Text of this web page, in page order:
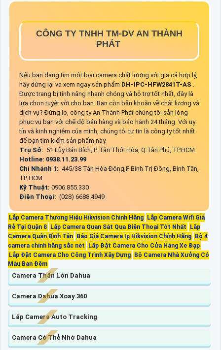
CÔNG TY TNHH TM-DV AN THÀNH
PHÁT
Nếu bạn đang tìm một loại camera chất lượng với giá cả hợp lý,
hãy dừng lại và xem ngay sản phẩm DH-IPC-HFW2841T-AS .
Được trang bị tính năng nhanh chóng và hỗ trợ tốt nhất, đây là
lựa chọn tuyệt vời cho bạn. Bạn còn băn khoăn về chất lượng và
dịch vụ? Đừng lo, công ty An Thành Phát chúng tôi sẵn lòng
phục vụ bạn với chế độ bán hàng và bảo hành 24 tháng. Với uy
tín và kinh nghiệm của mình, chúng tôi tự tin là công ty tốt nhất
để bạn tìm kiếm sản phẩm này.
Trụ Sở: 51 Lũy Bán Bích, P. Tân Thới Hòa, Q.Tân Phú, TP.HCM
Hotline: 0938.11.23.99
Chi Nhánh 1: 445/38 Tân Hòa Đông,P Bình Trị Đông, Bình Tân,
TP HCM
Kỹ Thuật: 0906.855.330
Điện Thoại: (028) 6688.4949
Lắp Camera Thương Hiệu Hikvision Chính Hãng
Lắp Camera Wifi Giá
Rẻ Tại Quận 8
Lắp Camera Quan Sát Qua Điện Thoại Tốt Nhất
Lăp
Camera Quận Bình Tân
Báo Giá Camera Ip Hikvision Chính Hãng
Bộ 4
camera chính hãng sắc nét
Lắp Đặt Camera Cho Cửa Hàng Xe Đạp
Lắp Đặt Camera Cho Công Trình Xây Dựng
Bộ Camera Nhà Xưởng Có
Màu Ban Đêm
Camera Thân Lớn Dahua
Camera Dahua Xoay 360
Lắp Camera Auto Tracking
Camera Có Thẻ Nhớ Dahua